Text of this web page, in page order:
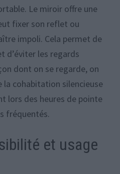
Le miroir offre une
fixer son reflet ou
impoli. Cela permet de
d’éviter les regards
dont on se regarde, on
cohabitation silencieuse
lors des heures de pointe
fréquentés.
et usage